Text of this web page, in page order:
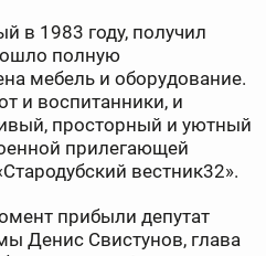
в 1983 году, получил
полную
мебель и оборудование.
и воспитанники, и
просторный и уютный
прилегающей
вестник32».
прибыли депутат
Денис Свистунов, глава